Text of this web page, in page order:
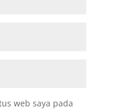
web saya pada